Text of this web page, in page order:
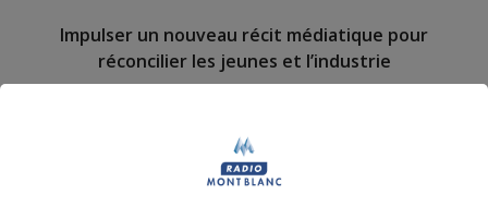
Impulser un nouveau récit médiatique pour
réconcilier les jeunes et l’industrie
Pour la 1ère fois dans l’histoire de l’industrie et des
médias français, nous proposons de porter, créer,
produire, diffuser un programme audiovisuel « mass